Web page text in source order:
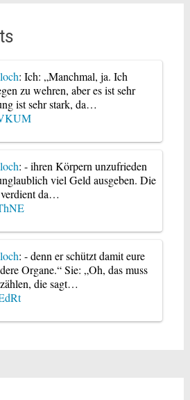
: Ich: „Manchmal, ja. Ich
zu wehren, aber es ist sehr
ist sehr stark, da…
: - ihren Körpern unzufrieden
viel Geld ausgeben. Die
da…
: - denn er schützt damit eure
Organe.“ Sie: „Oh, das muss
die sagt…